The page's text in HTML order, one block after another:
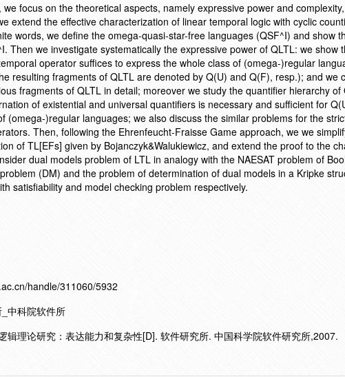
we focus on the theoretical aspects, namely expressive power and
extend the effective characterization of linear temporal logic with cyclic
words, we define the omega-quasi-star-free languages (QSF^I) and show
Then we investigate systematically the expressive power of QLTL: we show
operator suffices to express the whole class of (omega-)regular
resulting fragments of QLTL are denoted by Q(U) and Q(F), resp.); and we
fragments of QLTL in detail; moreover we study the quantifier hierarchy
of existential and universal quantifiers is necessary and sufficient for
(omega-)regular languages; we also discuss the similar problems for the
Then, following the Ehrenfeucht-Fraisse Game approach, we we
of TL[EFs] given by Bojanczyk&Walukiewicz, and extend the proof to the
dual models problem of LTL in analogy with the NAESAT problem of
(DM) and the problem of determination of dual models in a Kripke
satisfiability and model checking problem respectively.
handle/311060/5932
中科院软件所
辑理论研究：表达能力和复杂性[D]. 软件研究所. 中国科学院软件研究所,2007.